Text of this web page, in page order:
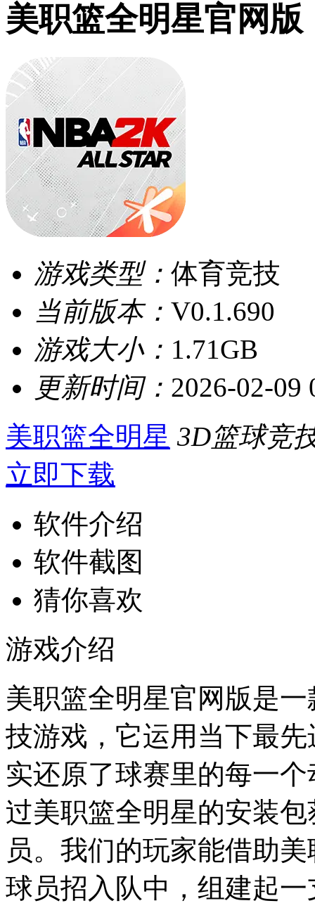
美职篮全明星官网版
游戏类型： 体育竞技
当前版本： V0.1.690
游戏大小： 1.71GB
更新时间： 2026-02-09
美职篮全明星 3D篮球竞
立即下载
软件介绍
软件截图
猜你喜欢
游戏介绍
美职篮全明星官网版是
技游戏，它运用当下最
实还原了球赛里的每一
过美职篮全明星的安装
员。我们的玩家能借助
球员招入队中，组建起